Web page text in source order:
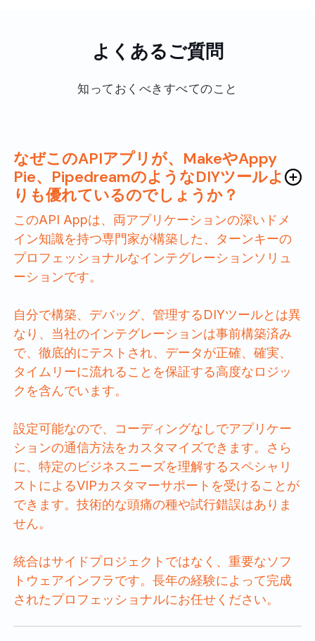
よくあるご質問
知っておくべきすべてのこと
なぜこのAPIアプリが、MakeやAppy
Pie、PipedreamのようなDIYツールよ
りも優れているのでしょうか？
このAPI Appは、両アプリケーションの深いドメ
イン知識を持つ専門家が構築した、ターンキーの
プロフェッショナルなインテグレーションソリュ
ーションです。
自分で構築、デバッグ、管理するDIYツールとは異
なり、当社のインテグレーションは事前構築済み
で、徹底的にテストされ、データが正確、確実、
タイムリーに流れることを保証する高度なロジッ
クを含んでいます。
設定可能なので、コーディングなしでアプリケー
ションの通信方法をカスタマイズできます。さら
に、特定のビジネスニーズを理解するスペシャリ
ストによるVIPカスタマーサポートを受けることが
できます。技術的な頭痛の種や試行錯誤はありま
せん。
統合はサイドプロジェクトではなく、重要なソフ
トウェアインフラです。長年の経験によって完成
されたプロフェッショナルにお任せください。